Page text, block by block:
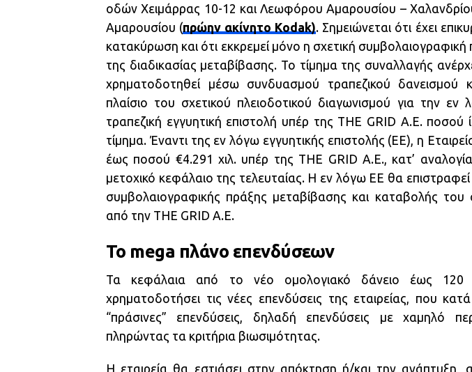
οδών Χειμάρρας 10-12 και Λεωφόρου Αμαρουσίου –
Αμαρουσίου (πρώην ακίνητο Kodak). Σημειώνεται ότι έχει
κατακύρωση και ότι εκκρεμεί μόνο η σχετική
της διαδικασίας μεταβίβασης. Το τίμημα της συναλλαγής
χρηματοδοτηθεί μέσω συνδυασμού τραπεζικού δανεισμού
πλαίσιο του σχετικού πλειοδοτικού διαγωνισμού για την
τραπεζική εγγυητική επιστολή υπέρ της THE GRID Α.Ε.
τίμημα. Έναντι της εν λόγω εγγυητικής επιστολής (ΕΕ), η
έως ποσού €4.291 χιλ. υπέρ της THE GRID Α.Ε., κατ’
μετοχικό κεφάλαιο της τελευταίας. Η εν λόγω ΕΕ θα
συμβολαιογραφικής πράξης μεταβίβασης και καταβολής
από την THE GRID A.E.
Το mega πλάνο επενδύσεων
Τα κεφάλαια από το νέο ομολογιακό δάνειο έως 120
χρηματοδοτήσει τις νέες επενδύσεις της εταιρείας, που
“πράσινες” επενδύσεις, δηλαδή επενδύσεις με χαμηλό
πληρώντας τα κριτήρια βιωσιμότητας.
Η εταιρεία θα εστιάσει στην απόκτηση ή/και την ανάπτυξη,